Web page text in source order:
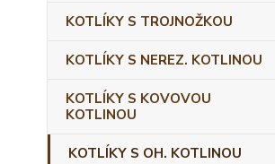
KOTLÍKY S TROJNOŽKOU
KOTLÍKY S NEREZ. KOTLINOU
KOTLÍKY S KOVOVOU
KOTLINOU
KOTLÍKY S OH. KOTLINOU